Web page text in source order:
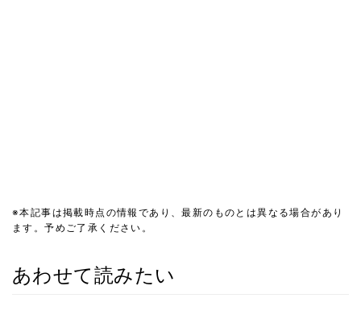
※本記事は掲載時点の情報であり、最新のものとは異なる場合があり
ます。予めご了承ください。
あわせて読みたい